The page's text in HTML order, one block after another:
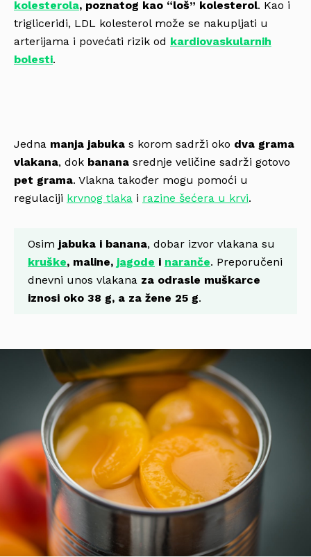
kolesterola, poznatog kao “loš” kolesterol. Kao i
trigliceridi, LDL kolesterol može se nakupljati u
arterijama i povećati rizik od kardiovaskularnih
bolesti.
Jedna manja jabuka s korom sadrži oko dva grama
vlakana, dok banana srednje veličine sadrži gotovo
pet grama. Vlakna također mogu pomoći u
regulaciji krvnog tlaka i razine šećera u krvi.
Osim jabuka i banana, dobar izvor vlakana su
kruške, maline, jagode i naranče. Preporučeni
dnevni unos vlakana za odrasle muškarce
iznosi oko 38 g, a za žene 25 g.